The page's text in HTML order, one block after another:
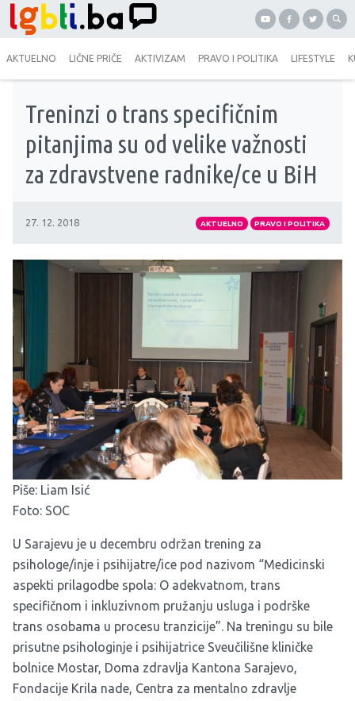
AKTUELNO LIČNE PRIČE AKTIVIZAM PRAVO I POLITIKA LIFESTYLE
Treninzi o trans specifičnim
pitanjima su od velike važnosti
za zdravstvene radnike/ce u BiH
27. 12. 2018 AKTUELNO PRAVO I POLITIKA
Piše: Liam Isić
Foto: SOC
U Sarajevu je u decembru održan trening za
psihologe/inje i psihijatre/ice pod nazivom “Medicinski
aspekti prilagodbe spola: O adekvatnom, trans
specifičnom i inkluzivnom pružanju usluga i podrške
trans osobama u procesu tranzicije”. Na treningu su bile
prisutne psihologinje i psihijatrice Sveučilišne kliničke
bolnice Mostar, Doma zdravlja Kantona Sarajevo,
Fondacije Krila nade, Centra za mentalno zdravlje